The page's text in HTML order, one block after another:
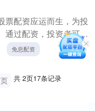
票配资应运而生，为投
通过配资，投资者可以
更大的资金，从而提升
免息配资
共 2页17条记录